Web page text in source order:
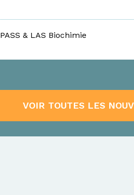
PASS & LAS Biochimie
VOIR TOUTES LES